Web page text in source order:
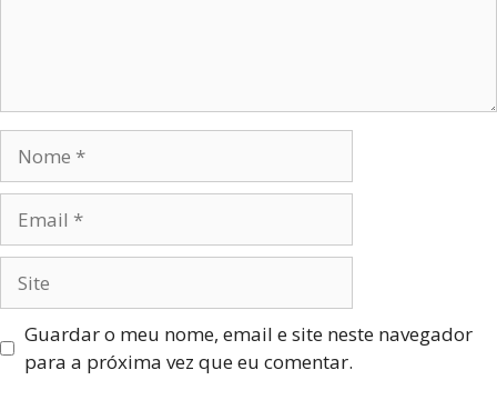
Guardar o meu nome, email e site neste navegador
para a próxima vez que eu comentar.